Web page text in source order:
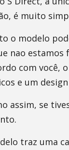
é muito
o modelo
nao estamos
com você,
e um
assim, se
traz uma